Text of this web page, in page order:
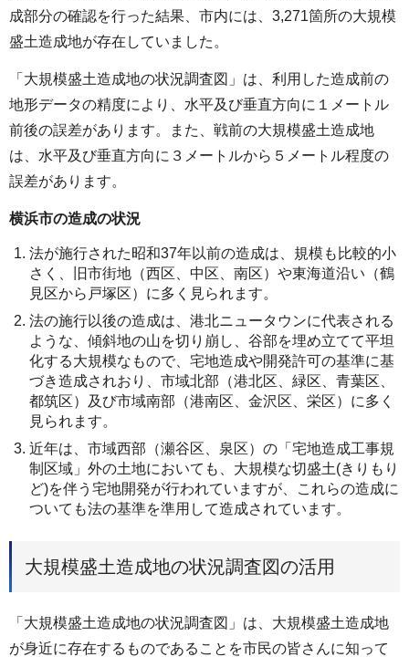
成部分の確認を行った結果、市内には、3,271箇所の大規模
盛土造成地が存在していました。
「大規模盛土造成地の状況調査図」は、利用した造成前の
地形データの精度により、水平及び垂直方向に１メートル
前後の誤差があります。また、戦前の大規模盛土造成地
は、水平及び垂直方向に３メートルから５メートル程度の
誤差があります。
横浜市の造成の状況
法が施行された昭和37年以前の造成は、規模も比較的小
さく、旧市街地（西区、中区、南区）や東海道沿い（鶴
見区から戸塚区）に多く見られます。
法の施行以後の造成は、港北ニュータウンに代表される
ような、傾斜地の山を切り崩し、谷部を埋め立てて平坦
化する大規模なもので、宅地造成や開発許可の基準に基
づき造成されおり、市域北部（港北区、緑区、青葉区、
都筑区）及び市域南部（港南区、金沢区、栄区）に多く
見られます。
近年は、市域西部（瀬谷区、泉区）の「宅地造成工事規
制区域」外の土地においても、大規模な切盛土(きりもり
ど)を伴う宅地開発が行われていますが、これらの造成に
ついても法の基準を準用して造成されています。
大規模盛土造成地の状況調査図の活用
「大規模盛土造成地の状況調査図」は、大規模盛土造成地
が身近に存在するものであることを市民の皆さんに知って